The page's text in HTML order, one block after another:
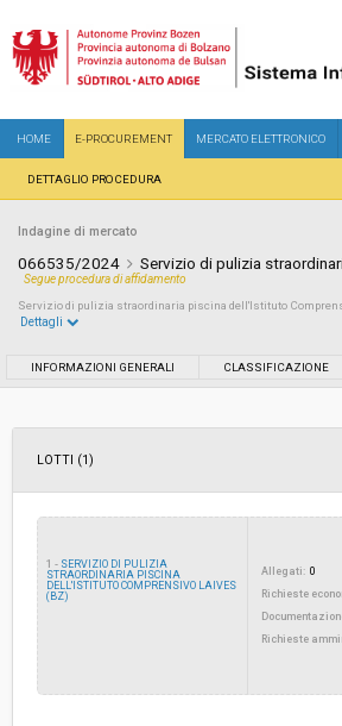
HOME E-PROCUREMENT MERCATO ELETTRONICO
DETTAGLIO PROCEDURA
Indagine di mercato
066535/2024 Servizio di pulizia
Segue procedura di affidamento
Servizio di pulizia straordinaria piscina dell'Istituto
Svolgimento:
Costi di sicurezza non soggetti a
-
Dettagli
INFORMAZIONI GENERALI CLASSIFICAZIONE
LOTTI (1)
1 - SERVIZIO DI PULIZIA
STRAORDINARIA PISCINA
DELL'ISTITUTO COMPRENSIVO LAIVES
(BZ)
Allegati: 0
Richieste
Richieste